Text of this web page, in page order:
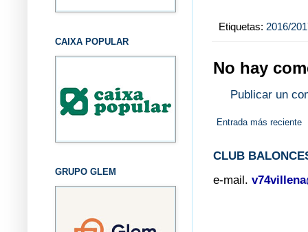
Etiquetas: 2016/
No hay
Publicar un
Entrada más reciente
CLUB
e-mail.
CAIXA POPULAR
GRUPO GLEM